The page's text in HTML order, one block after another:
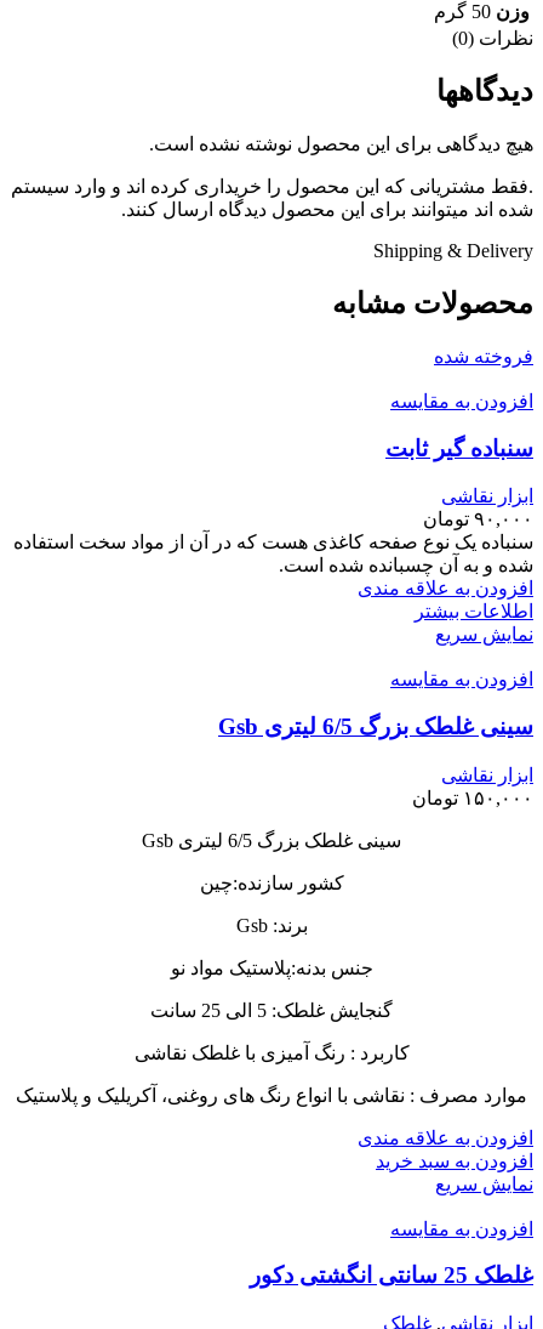
وزن 50 گرم
نظرات (0)
دیدگاهها
هیچ دیدگاهی برای این محصول نوشته نشده است.
.فقط مشتریانی که این محصول را خریداری کرده اند و وارد سیستم
شده اند میتوانند برای این محصول دیدگاه ارسال کنند.
Shipping & Delivery
محصولات مشابه
فروخته شده
افزودن به مقایسه
سنباده گیر ثابت
ابزار نقاشی
۹۰,۰۰۰ تومان
سنباده یک نوع صفحه کاغذی هست که در آن از مواد سخت استفاده
شده و به آن چسبانده شده است.
افزودن به علاقه مندی
اطلاعات بیشتر
نمایش سریع
افزودن به مقایسه
سینی غلطک بزرگ 6/5 لیتری Gsb
ابزار نقاشی
۱۵۰,۰۰۰ تومان
سینی غلطک بزرگ 6/5 لیتری Gsb
کشور سازنده:چین
برند: Gsb
جنس بدنه:پلاستیک مواد نو
گنجایش غلطک: 5 الی 25 سانت
کاربرد : رنگ آمیزی با غلطک نقاشی
موارد مصرف : نقاشی با انواع رنگ های روغنی، آکریلیک و پلاستیک
افزودن به علاقه مندی
افزودن به سبد خرید
نمایش سریع
افزودن به مقایسه
غلطک 25 سانتی انگشتی دکور
ابزار نقاشی, غلطک